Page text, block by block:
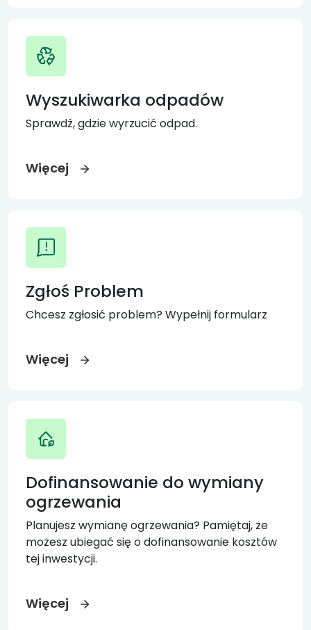
Wyszukiwarka odpadów
Sprawdź, gdzie wyrzucić odpad.
Więcej
Zgłoś Problem
Chcesz zgłosić problem? Wypełnij formularz
Więcej
Dofinansowanie do wymiany
ogrzewania
Planujesz wymianę ogrzewania? Pamiętaj, że
możesz ubiegać się o dofinansowanie kosztów
tej inwestycji.
Więcej